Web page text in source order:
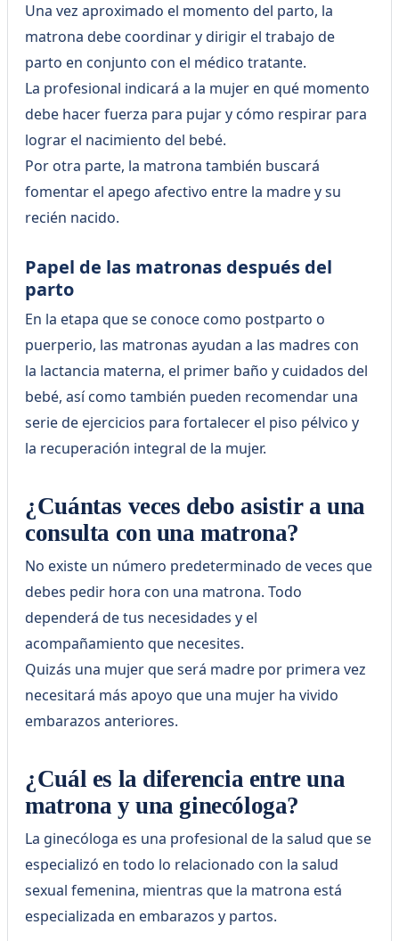
Una vez aproximado el momento del parto, la
matrona debe coordinar y dirigir el trabajo de
parto en conjunto con el médico tratante.
La profesional indicará a la mujer en qué momento
debe hacer fuerza para pujar y cómo respirar para
lograr el nacimiento del bebé.
Por otra parte, la matrona también buscará
fomentar el apego afectivo entre la madre y su
recién nacido.
Papel de las matronas después del
parto
En la etapa que se conoce como postparto o
puerperio, las matronas ayudan a las madres con
la lactancia materna, el primer baño y cuidados del
bebé, así como también pueden recomendar una
serie de ejercicios para fortalecer el piso pélvico y
la recuperación integral de la mujer.
¿Cuántas veces debo asistir a una
consulta con una matrona?
No existe un número predeterminado de veces que
debes pedir hora con una matrona. Todo
dependerá de tus necesidades y el
acompañamiento que necesites.
Quizás una mujer que será madre por primera vez
necesitará más apoyo que una mujer ha vivido
embarazos anteriores.
¿Cuál es la diferencia entre una
matrona y una ginecóloga?
La ginecóloga es una profesional de la salud que se
especializó en todo lo relacionado con la salud
sexual femenina, mientras que la matrona está
especializada en embarazos y partos.